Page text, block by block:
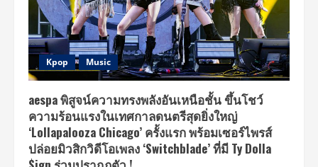
Kpop Music
aespa พิสูจน์ความทรงพลังอันเหนือชั้น ขึ้นโชว์
ความร้อนแรงในเทศกาลดนตรีสุดยิ่งใหญ่
‘Lollapalooza Chicago’ ครั้งแรก พร้อมเซอร์ไพรส์
ปล่อยมิวสิกวิดีโอเพลง ‘Switchblade’ ที่มี Ty Dolla